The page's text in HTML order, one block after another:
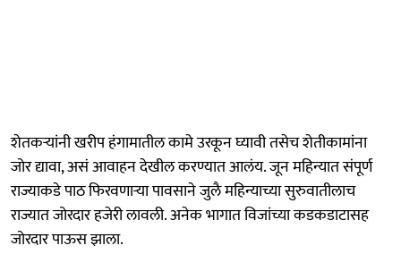
शेतकऱ्यांनी खरीप हंगामातील कामे उरकून घ्यावी तसेच शेतीकामांना
जोर द्यावा, असं आवाहन देखील करण्यात आलंय. जून महिन्यात संपूर्ण
राज्याकडे पाठ फिरवणाऱ्या पावसाने जुलै महिन्याच्या सुरुवातीलाच
राज्यात जोरदार हजेरी लावली. अनेक भागात विजांच्या कडकडाटासह
जोरदार पाऊस झाला.